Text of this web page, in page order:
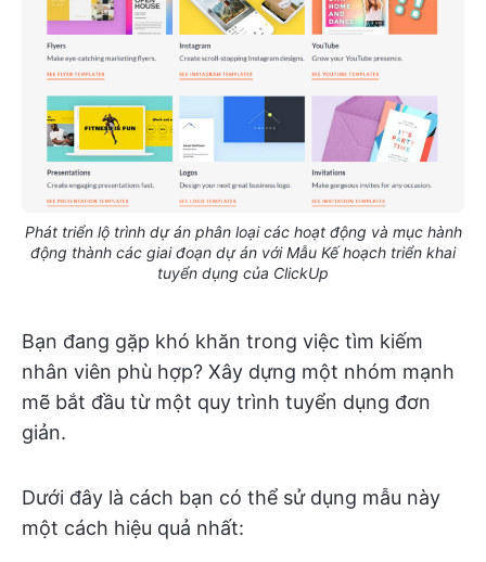
Phát triển lộ trình dự án phân loại các hoạt động và mục hành
động thành các giai đoạn dự án với Mẫu Kế hoạch triển khai
tuyển dụng của ClickUp
Bạn đang gặp khó khăn trong việc tìm kiếm
nhân viên phù hợp? Xây dựng một nhóm mạnh
mẽ bắt đầu từ một quy trình tuyển dụng đơn
giản.
Dưới đây là cách bạn có thể sử dụng mẫu này
một cách hiệu quả nhất: